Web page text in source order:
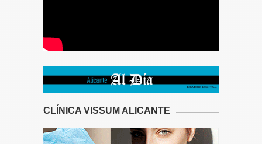
CLÍNICA VISSUM ALICANTE